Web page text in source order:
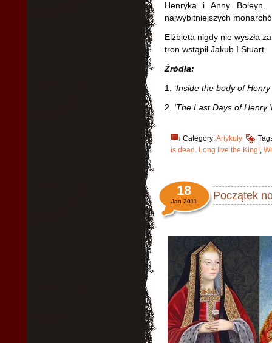
Henryka i Anny
najwybitniejszych
Elżbieta nigdy nie wyszła
tron wstąpił Jakub I Stuart.
Źródła:
1. ‘Inside the body of Henry
2.
‘The Last Days of Henry
Category:Artykuły
is dead. Long live the King!,
Początek
18
Jan 2011